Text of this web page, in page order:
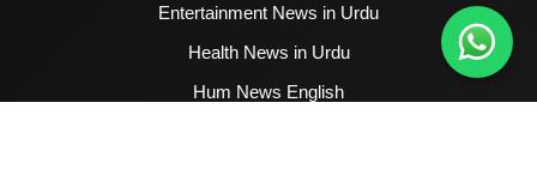
Entertainment News in Urdu
Health News in Urdu
Hum News English